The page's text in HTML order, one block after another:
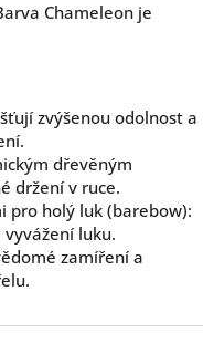
Chameleon je
zvýšenou odolnost a
dřevěným
držení v ruce.
pro holý luk (barebow):
luku.
zamíření a